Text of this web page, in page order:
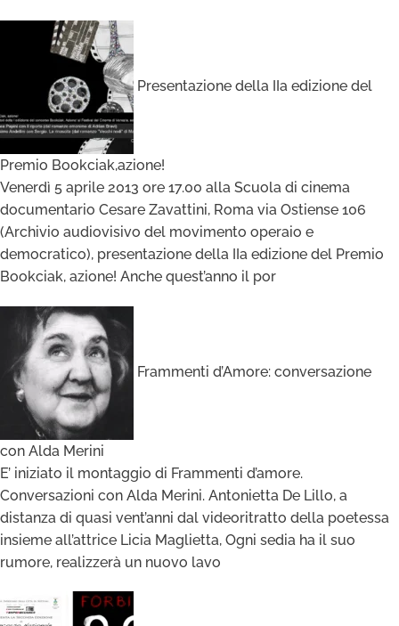
Presentazione della IIa edizione del
Premio Bookciak,azione!
Venerdì 5 aprile 2013 ore 17.00 alla Scuola di cinema
documentario Cesare Zavattini, Roma via Ostiense 106
(Archivio audiovisivo del movimento operaio e
democratico), presentazione della IIa edizione del Premio
Bookciak, azione! Anche quest’anno il por
Frammenti d’Amore: conversazione
con Alda Merini
E’ iniziato il montaggio di Frammenti d’amore.
Conversazioni con Alda Merini. Antonietta De Lillo, a
distanza di quasi vent’anni dal videoritratto della poetessa
insieme all’attrice Licia Maglietta, Ogni sedia ha il suo
rumore, realizzerà un nuovo lavo